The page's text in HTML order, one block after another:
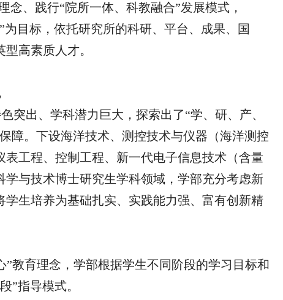
、践行“院所一体、科教融合”发展模式，
目标，依托研究所的科研、平台、成果、国
高素质人才。
突出、学科潜力巨大，探索出了“学、研、产、
障。下设海洋技术、测控技术与仪器（海洋测控
表工程、控制工程、新一代电子信息技术（含量
学与技术博士研究生学科领域， 学部充分考虑新
生培养为基础扎实、实践能力强、富有创新精
”教育理念，学部根据学生不同阶段的学习目标和
”指导模式。